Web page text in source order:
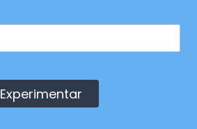
Experimentar